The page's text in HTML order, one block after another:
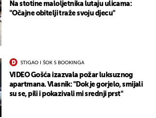
Na stotine maloljetnika lutaju ulicama:
"Očajne obitelji traže svoju djecu"
STIGAO I ŠOK S BOOKINGA
VIDEO Gošća izazvala požar luksuznog
apartmana. Vlasnik: "Dok je gorjelo, smijali
su se, pili i pokazivali mi srednji prst"
UKLJUČITE NOTIFIKACIJE